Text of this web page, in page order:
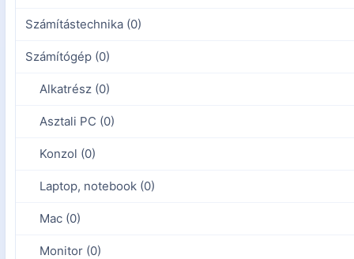
Számítástechnika (0)
Számítógép (0)
Alkatrész (0)
Asztali PC (0)
Konzol (0)
Laptop, notebook (0)
Mac (0)
Monitor (0)